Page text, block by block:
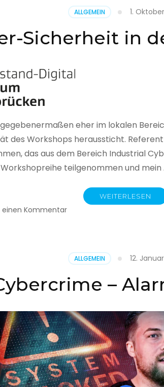
heute
seinen
zur
in
Deutschland
ALLGEMEIN 1.
Sicherheit in
eher im lokalen
des Workshops heraussticht. Referent
das aus dem Bereich Industrial
teilgenommen und mein
WEITERLESEN
einen Kommentarzu
der
Produktion
ALLGEMEIN 12.
–